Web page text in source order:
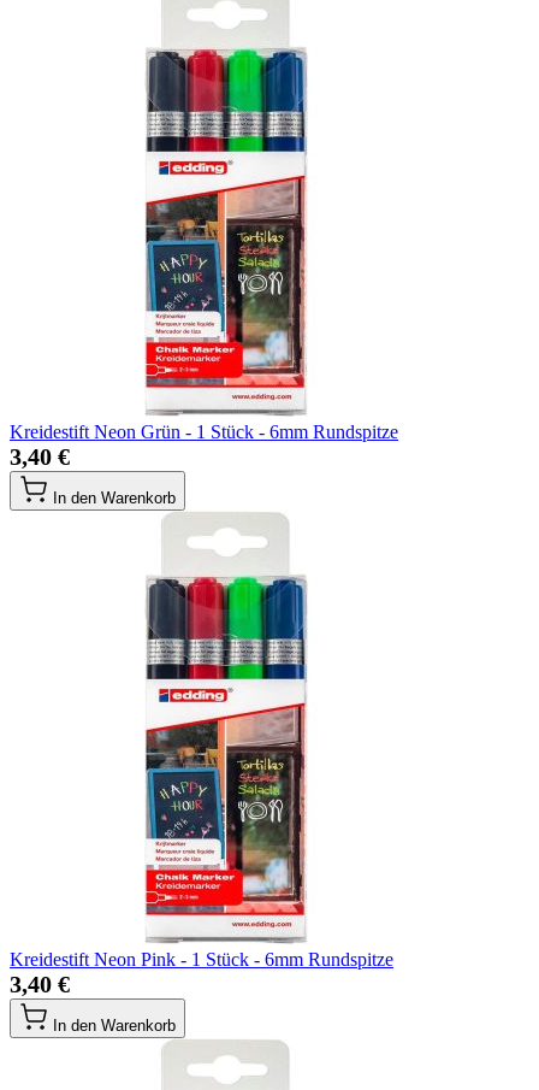
Kreidestift Neon Grün - 1 Stück - 6mm Rundspitze
3,40 €
In den Warenkorb
Kreidestift Neon Pink - 1 Stück - 6mm Rundspitze
3,40 €
In den Warenkorb